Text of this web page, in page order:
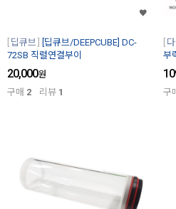
딥큐브
[딥큐브/DEEPCUBE] DC-
72SB 직렬연결부이
20,000원
구매 2 리뷰 1
부
구